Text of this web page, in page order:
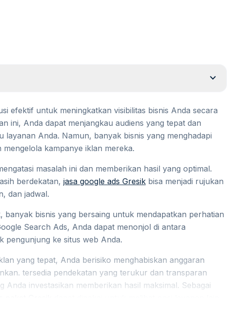
expand_more
efektif untuk meningkatkan visibilitas bisnis Anda secara
ini, Anda dapat menjangkau audiens yang tepat dan
layanan Anda. Namun, banyak bisnis yang menghadapi
kampanye iklan mereka.
masalah ini dan memberikan hasil yang optimal.
berdekatan, jasa google ads Gresik bisa menjadi rujukan
dan jadwal.
banyak bisnis yang bersaing untuk mendapatkan perhatian
Search Ads, Anda dapat menonjol di antara
pengunjung ke situs web Anda.
yang tepat, Anda berisiko menghabiskan anggaran
tersedia pendekatan yang terukur dan transparan
Anda investasikan memberikan hasil maksimal. Sebagai